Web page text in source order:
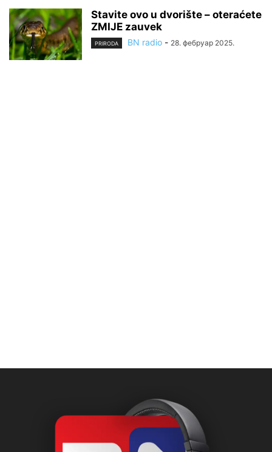
Stavite ovo u dvorište – oteraćete
ZMIJE zauvek
PRIRODA BN radio - 28. фебруар 2025.